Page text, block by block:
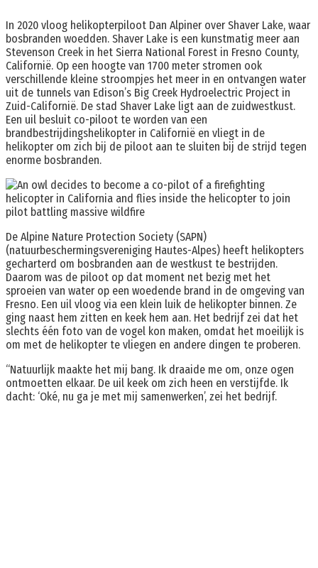
In 2020 vloog helikopterpiloot Dan Alpiner over Shaver Lake, waar
bosbranden woedden. Shaver Lake is een kunstmatig meer aan
Stevenson Creek in het Sierra National Forest in Fresno County,
Californië. Op een hoogte van 1700 meter stromen ook
verschillende kleine stroompjes het meer in en ontvangen water
uit de tunnels van Edison’s Big Creek Hydroelectric Project in
Zuid-Californië. De stad Shaver Lake ligt aan de zuidwestkust.
Een uil besluit co-piloot te worden van een
brandbestrijdingshelikopter in Californië en vliegt in de
helikopter om zich bij de piloot aan te sluiten bij de strijd tegen
enorme bosbranden.
De Alpine Nature Protection Society (SAPN)
(natuurbeschermingsvereniging Hautes-Alpes) heeft helikopters
gecharterd om bosbranden aan de westkust te bestrijden.
Daarom was de piloot op dat moment net bezig met het
sproeien van water op een woedende brand in de omgeving van
Fresno. Een uil vloog via een klein luik de helikopter binnen. Ze
ging naast hem zitten en keek hem aan. Het bedrijf zei dat het
slechts één foto van de vogel kon maken, omdat het moeilijk is
om met de helikopter te vliegen en andere dingen te proberen.
“Natuurlijk maakte het mij bang. Ik draaide me om, onze ogen
ontmoetten elkaar. De uil keek om zich heen en verstijfde. Ik
dacht: ‘Oké, nu ga je met mij samenwerken’, zei het bedrijf.